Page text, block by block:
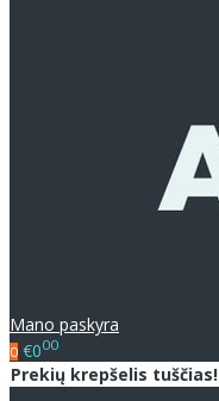
Mano paskyra
0 €000
Prekių krepšelis tuščias!